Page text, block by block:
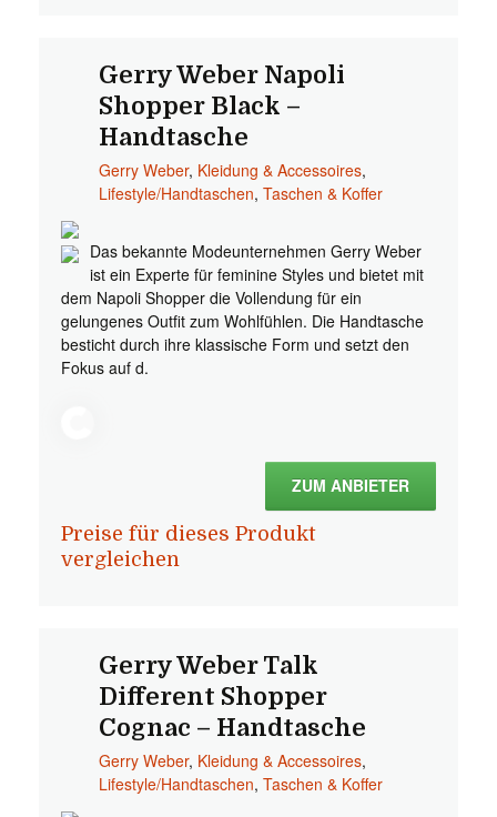
Gerry Weber Napoli
Shopper Black –
Handtasche
Gerry Weber, Kleidung & Accessoires,
Lifestyle/Handtaschen, Taschen & Koffer
Das bekannte Modeunternehmen Gerry Weber
ist ein Experte für feminine Styles und bietet mit
dem Napoli Shopper die Vollendung für ein
gelungenes Outfit zum Wohlfühlen. Die Handtasche
besticht durch ihre klassische Form und setzt den
Fokus auf d.
ZUM ANBIETER
Preise für dieses Produkt
vergleichen
Gerry Weber Talk
Different Shopper
Cognac – Handtasche
Gerry Weber, Kleidung & Accessoires,
Lifestyle/Handtaschen, Taschen & Koffer